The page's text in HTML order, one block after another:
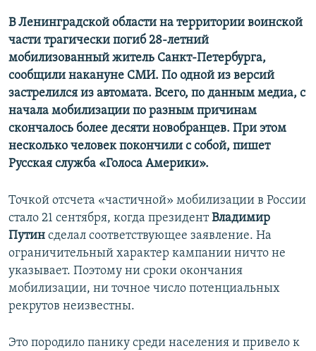
В Ленинградской области на территории воинской
части трагически погиб 28-летний
мобилизованный житель Санкт-Петербурга,
сообщили накануне СМИ. По одной из версий
застрелился из автомата. Всего, по данным медиа, с
начала мобилизации по разным причинам
скончалось более десяти новобранцев. При этом
несколько человек покончили с собой, пишет
Русская служба «Голоса Америки».
Точкой отсчета «частичной» мобилизации в России
стало 21 сентября, когда президентВладимир
Путин сделал соответствующее заявление. На
ограничительный характер кампании ничто не
указывает. Поэтому ни сроки окончания
мобилизации, ни точное число потенциальных
рекрутов неизвестны.
Это породило панику среди населения и привело к